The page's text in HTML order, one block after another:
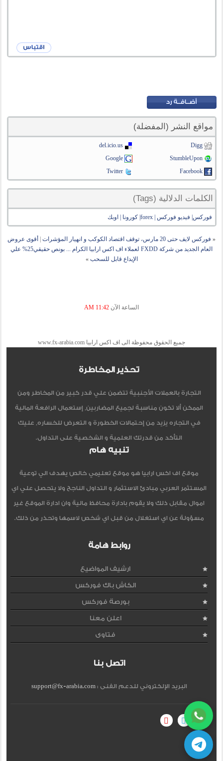
مواقع النشر (المفضلة)
Digg
del.icio.us
StumbleUpon
Google
Facebook
Twitter
الكلمات الدلالية (Tags)
فوركس| فيديو فوركس | forex| كورونا | اوبك
« فوركس لايف حتى 20 مارس، توقف اقتصاد الكوكب و انهيار المؤشرات
أقوى عروض
العام الجديد من شركة FXDD لعملاء اف اكس ارابيا الكرام ... بونص حقيقي25% علي
الإيداع قابل للسحب »
الساعة الآن 11:42 AM
جميع الحقوق محفوظة الى اف اكس ارابيا www.fx-arabia.com
تحذير المخاطرة
التجارة بالعملات الأجنبية تتضمن علي قدر كبير من المخاطر ومن
الممكن ألا تكون مناسبة لجميع المضاربين, إستعمال الرافعة المالية
في التجاره يزيد من إحتمالات الخطورة و التعرض للخساره, عليك
التأكد من قدرتك العلمية و الشخصية على التداول.
تنبيه هام
موقع اف اكس ارابيا هو موقع تعليمي خالص يهدف الي توعية
المستثمر العربي مبادئ الاستثمار و التداول الناجح ولا يتحصل علي اي
اموال مقابل ذلك ولا يقوم بادارة محافظ مالية وان ادارة الموقع غير
مسؤولة عن اي استغلال من قبل اي شخص لاسمها وتحذر من ذلك.
روابط هامة
ارشيف المواضيع
الكاش باك فوركس
بورصة فوركس
اعلن معنا
فتاوى
اتصل بنا
البريد الإلكتروني للدعم الفنى :support@fx-arabia.com